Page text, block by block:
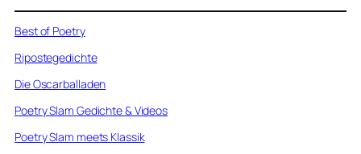
Best of Poetry
Ripostegedichte
Die Oscarballaden
Poetry Slam Gedichte & Videos
Poetry Slam meets Klassik